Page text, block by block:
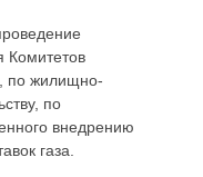
Комитетов
по жилищно-
по
внедрению
газа.